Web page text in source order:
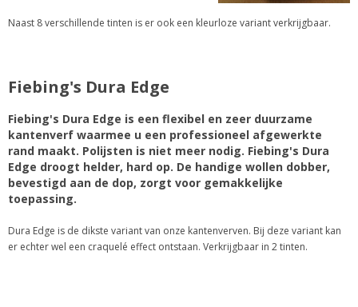
Naast 8 verschillende tinten is er ook een kleurloze variant verkrijgbaar.
Fiebing's Dura Edge
Fiebing's Dura Edge is een flexibel en zeer duurzame
kantenverf waarmee u een professioneel afgewerkte
rand maakt. Polijsten is niet meer nodig. Fiebing's Dura
Edge droogt helder, hard op. De handige wollen dobber,
bevestigd aan de dop, zorgt voor gemakkelijke
toepassing.
Dura Edge is de dikste variant van onze kantenverven. Bij deze variant kan
er echter wel een craquelé effect ontstaan. Verkrijgbaar in 2 tinten.